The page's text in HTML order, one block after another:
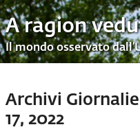
A ragion
Il mondo osservato
Archivi
17, 2022